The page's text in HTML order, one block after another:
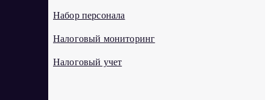
Набор персонала
Налоговый мониторинг
Налоговый учет